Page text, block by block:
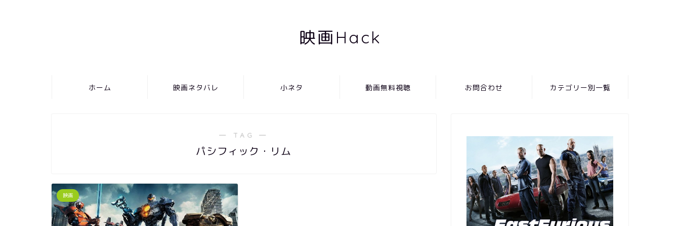
映画Hack
ホーム 映画ネタバレ 小ネタ 動画無料視聴 お問合わせ カテゴリー別一覧
― TAG ―
パシフィック・リム
映画